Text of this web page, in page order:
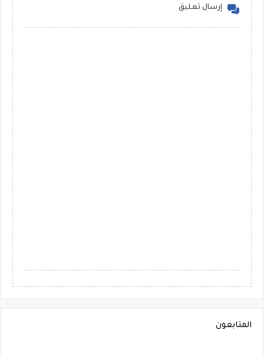
إرسال تعليق
المتابعون